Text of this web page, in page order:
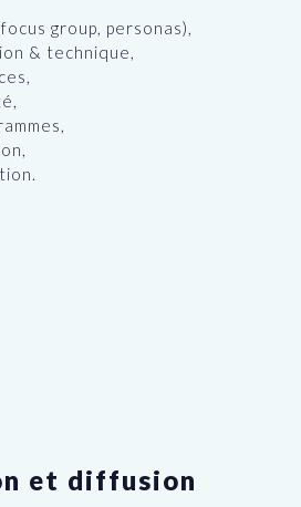
group, personas),
& technique,
et diffusion